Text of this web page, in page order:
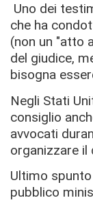
Uno dei
che ha
(non un "atto
del giudice,
bisogna
Negli Stati
consiglio
avvocati
organizzare
Ultimo
pubblico